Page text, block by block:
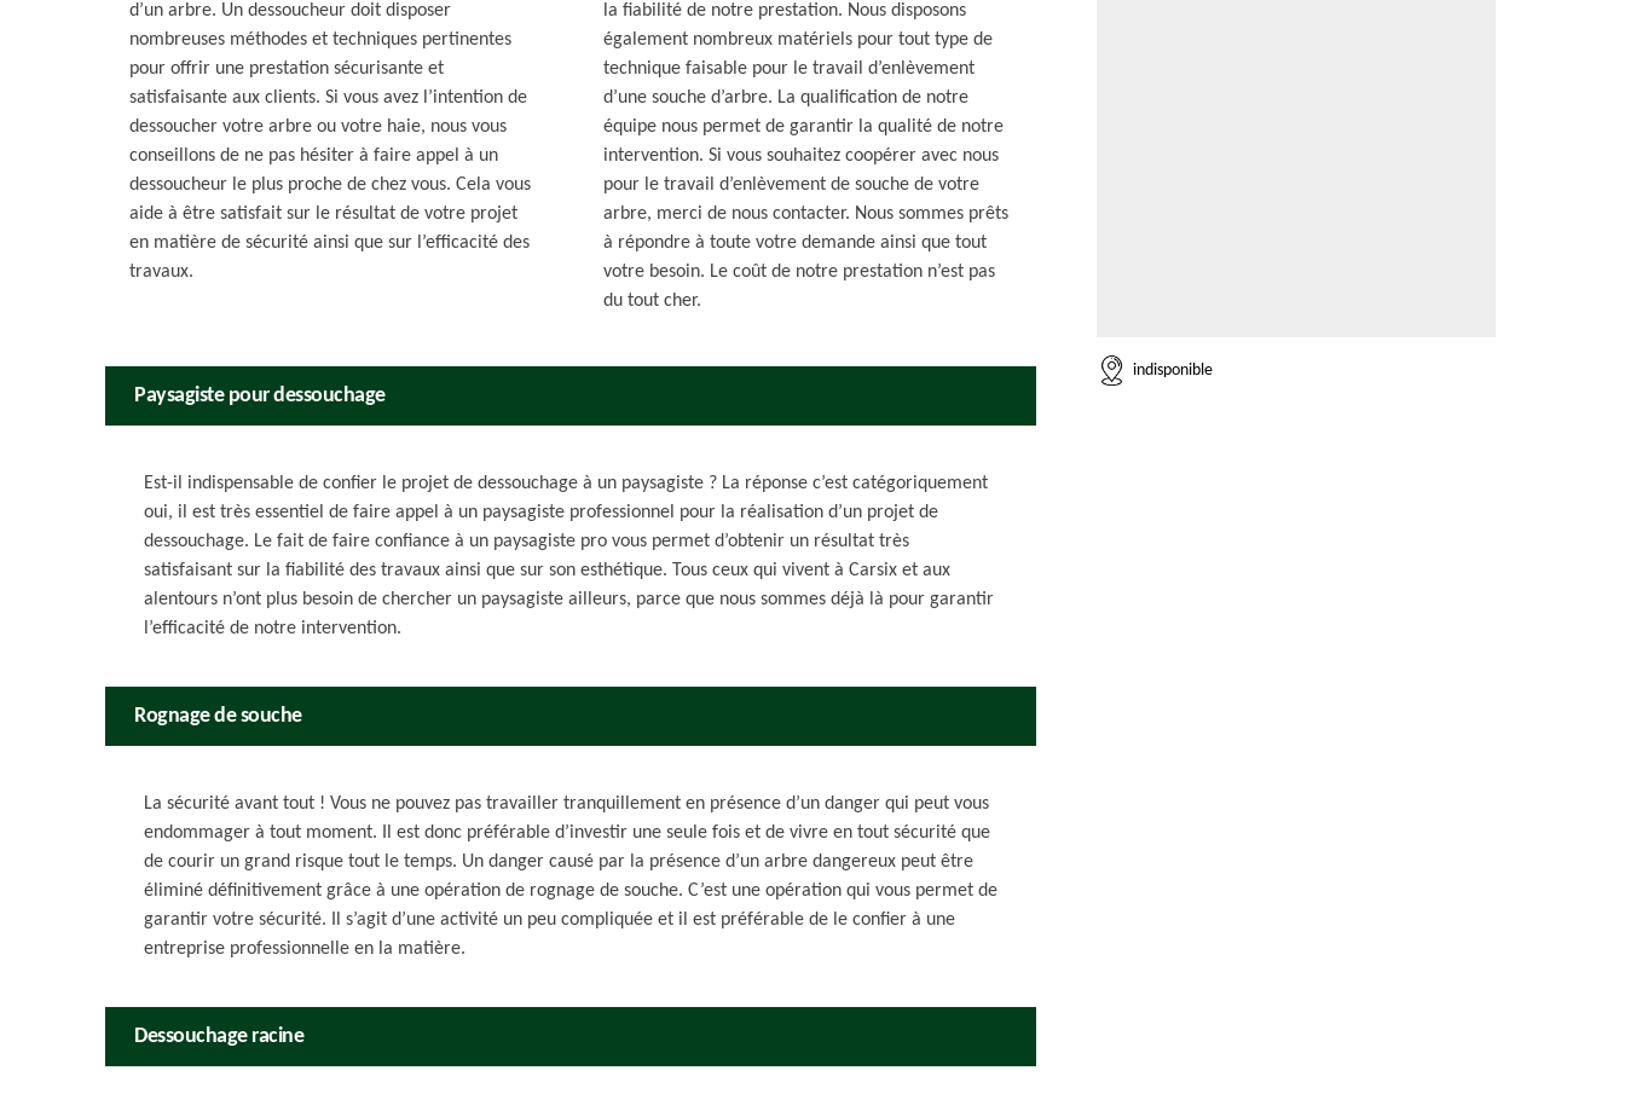
d’un arbre. Un dessoucheur doit disposer
nombreuses méthodes et techniques pertinentes
pour offrir une prestation sécurisante et
satisfaisante aux clients. Si vous avez l’intention de
dessoucher votre arbre ou votre haie, nous vous
conseillons de ne pas hésiter à faire appel à un
dessoucheur le plus proche de chez vous. Cela vous
aide à être satisfait sur le résultat de votre projet
en matière de sécurité ainsi que sur l’efficacité des
travaux.
la fiabilité de notre prestation. Nous disposons
également nombreux matériels pour tout type de
technique faisable pour le travail d’enlèvement
d’une souche d’arbre. La qualification de notre
équipe nous permet de garantir la qualité de notre
intervention. Si vous souhaitez coopérer avec nous
pour le travail d’enlèvement de souche de votre
arbre, merci de nous contacter. Nous sommes prêts
à répondre à toute votre demande ainsi que tout
votre besoin. Le coût de notre prestation n’est pas
du tout cher.
Paysagiste pour dessouchage
Est-il indispensable de confier le projet de dessouchage à un paysagiste ? La réponse c’est catégoriquement
oui, il est très essentiel de faire appel à un paysagiste professionnel pour la réalisation d’un projet de
dessouchage. Le fait de faire confiance à un paysagiste pro vous permet d’obtenir un résultat très
satisfaisant sur la fiabilité des travaux ainsi que sur son esthétique. Tous ceux qui vivent à Carsix et aux
alentours n’ont plus besoin de chercher un paysagiste ailleurs, parce que nous sommes déjà là pour garantir
l’efficacité de notre intervention.
Rognage de souche
La sécurité avant tout ! Vous ne pouvez pas travailler tranquillement en présence d’un danger qui peut vous
endommager à tout moment. Il est donc préférable d’investir une seule fois et de vivre en tout sécurité que
de courir un grand risque tout le temps. Un danger causé par la présence d’un arbre dangereux peut être
éliminé définitivement grâce à une opération de rognage de souche. C’est une opération qui vous permet de
garantir votre sécurité. Il s’agit d’une activité un peu compliquée et il est préférable de le confier à une
entreprise professionnelle en la matière.
Dessouchage racine
indisponible